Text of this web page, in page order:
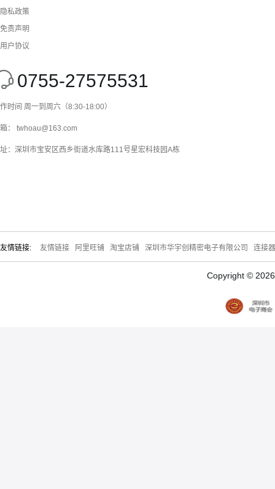
隐私政策
免责声明
用户协议
0755-27575531
时间 周一到周六（8:30-18:00）
： twhoau@163.com
：深圳市宝安区西乡街道水库路111号星宏科技园A栋
友情链接: 友情链接 阿里旺铺 淘宝店铺 深圳市华宇创精密电子有限公司 连接
Copyright ©